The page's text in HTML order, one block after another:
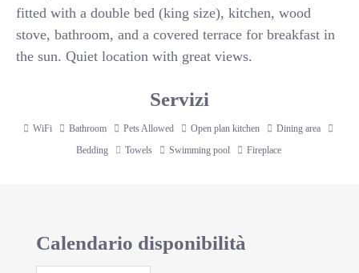
fitted with a double bed (king size), kitchen, wood
stove, bathroom, and a covered terrace for breakfast in
the sun. Quiet location with great views.
Servizi
WiFi Bathroom Pets Allowed Open plan kitchen
Dining area
Bedding
Towels Swimming pool Fireplace
Calendario disponibilità